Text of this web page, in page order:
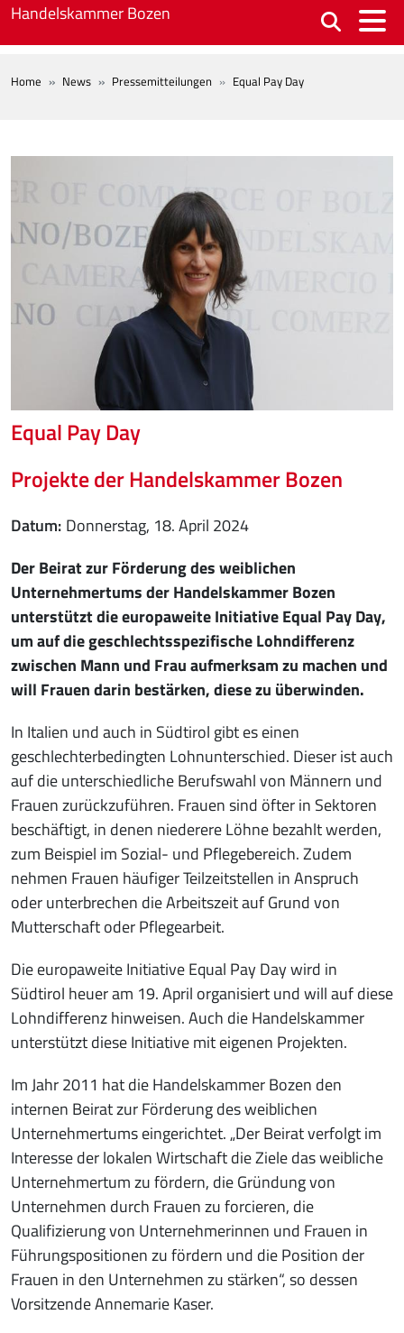
Skip to main content
Handelskammer Bozen
BREADCRUMB
Home News Pressemitteilungen Equal Pay Day
Equal Pay Day
Projekte der Handelskammer Bozen
Datum Donnerstag, 18. April 2024
Der Beirat zur Förderung des weiblichen
Unternehmertums der Handelskammer Bozen
unterstützt die europaweite Initiative Equal Pay Day,
um auf die geschlechtsspezifische Lohndifferenz
zwischen Mann und Frau aufmerksam zu machen und
will Frauen darin bestärken, diese zu überwinden.
In Italien und auch in Südtirol gibt es einen
geschlechterbedingten Lohnunterschied. Dieser ist auch
auf die unterschiedliche Berufswahl von Männern und
Frauen zurückzuführen. Frauen sind öfter in Sektoren
beschäftigt, in denen niederere Löhne bezahlt werden,
zum Beispiel im Sozial- und Pflegebereich. Zudem
nehmen Frauen häufiger Teilzeitstellen in Anspruch
oder unterbrechen die Arbeitszeit auf Grund von
Mutterschaft oder Pflegearbeit.
Die europaweite Initiative Equal Pay Day wird in
Südtirol heuer am 19. April organisiert und will auf diese
Lohndifferenz hinweisen. Auch die Handelskammer
unterstützt diese Initiative mit eigenen Projekten.
Im Jahr 2011 hat die Handelskammer Bozen den
internen Beirat zur Förderung des weiblichen
Unternehmertums eingerichtet. „Der Beirat verfolgt im
Interesse der lokalen Wirtschaft die Ziele das weibliche
Unternehmertum zu fördern, die Gründung von
Unternehmen durch Frauen zu forcieren, die
Qualifizierung von Unternehmerinnen und Frauen in
Führungspositionen zu fördern und die Position der
Frauen in den Unternehmen zu stärken“, so dessen
Vorsitzende Annemarie Kaser.